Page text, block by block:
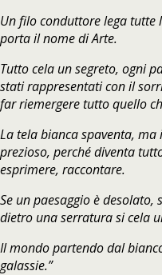
Un filo conduttore lega
porta il nome di Arte.
Tutto cela un segreto, ogni
stati rappresentati con il
far riemergere tutto quello
La tela bianca spaventa,
prezioso, perché diventa
esprimere, raccontare.
Se un paesaggio è desolato,
dietro una serratura si cela
Il mondo partendo dal
galassie.”